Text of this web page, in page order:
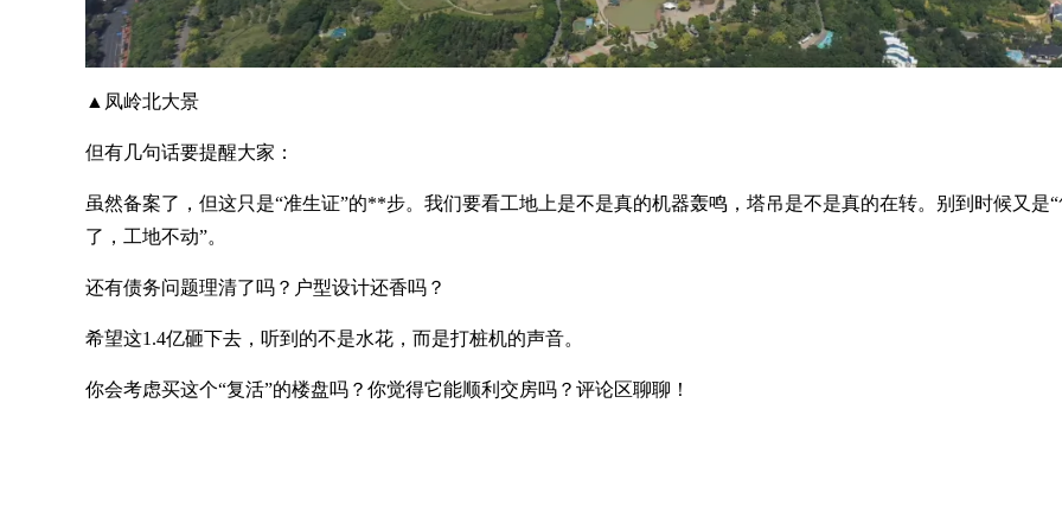
▲凤岭北大景
但有几句话要提醒大家：
虽然备案了，但这只是“准生证”的**步。我们要看工地上是不是真的机器轰鸣，塔吊是不是真的在转。别到时候又是
了，工地不动”。
还有债务问题理清了吗？户型设计还香吗？
希望这1.4亿砸下去，听到的不是水花，而是打桩机的声音。
你会考虑买这个“复活”的楼盘吗？你觉得它能顺利交房吗？评论区聊聊！